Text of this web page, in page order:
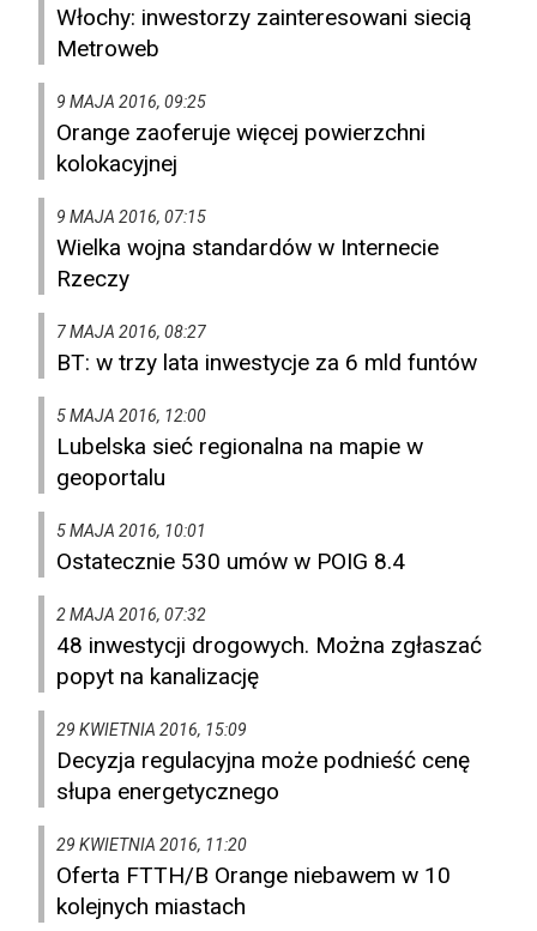
Włochy: inwestorzy zainteresowani siecią
Metroweb
9 MAJA 2016, 09:25
Orange zaoferuje więcej powierzchni
kolokacyjnej
9 MAJA 2016, 07:15
Wielka wojna standardów w Internecie
Rzeczy
7 MAJA 2016, 08:27
BT: w trzy lata inwestycje za 6 mld funtów
5 MAJA 2016, 12:00
Lubelska sieć regionalna na mapie w
geoportalu
5 MAJA 2016, 10:01
Ostatecznie 530 umów w POIG 8.4
2 MAJA 2016, 07:32
48 inwestycji drogowych. Można zgłaszać
popyt na kanalizację
29 KWIETNIA 2016, 15:09
Decyzja regulacyjna może podnieść cenę
słupa energetycznego
29 KWIETNIA 2016, 11:20
Oferta FTTH/B Orange niebawem w 10
kolejnych miastach